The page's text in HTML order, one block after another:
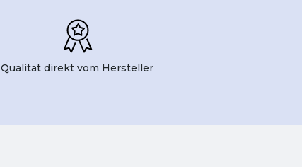
Qualität direkt vom Hersteller